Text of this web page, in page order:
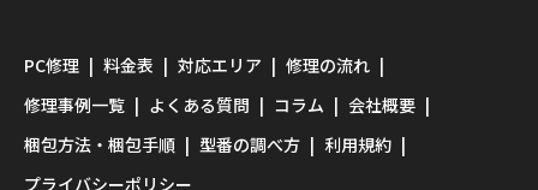
PC修理 料金表 対応エリア
修理の流れ
修理事例一覧
よくある質問 コラム
会社概要
梱包方法・梱包手順
型番の調べ方
利用規約
プライバシーポリシー